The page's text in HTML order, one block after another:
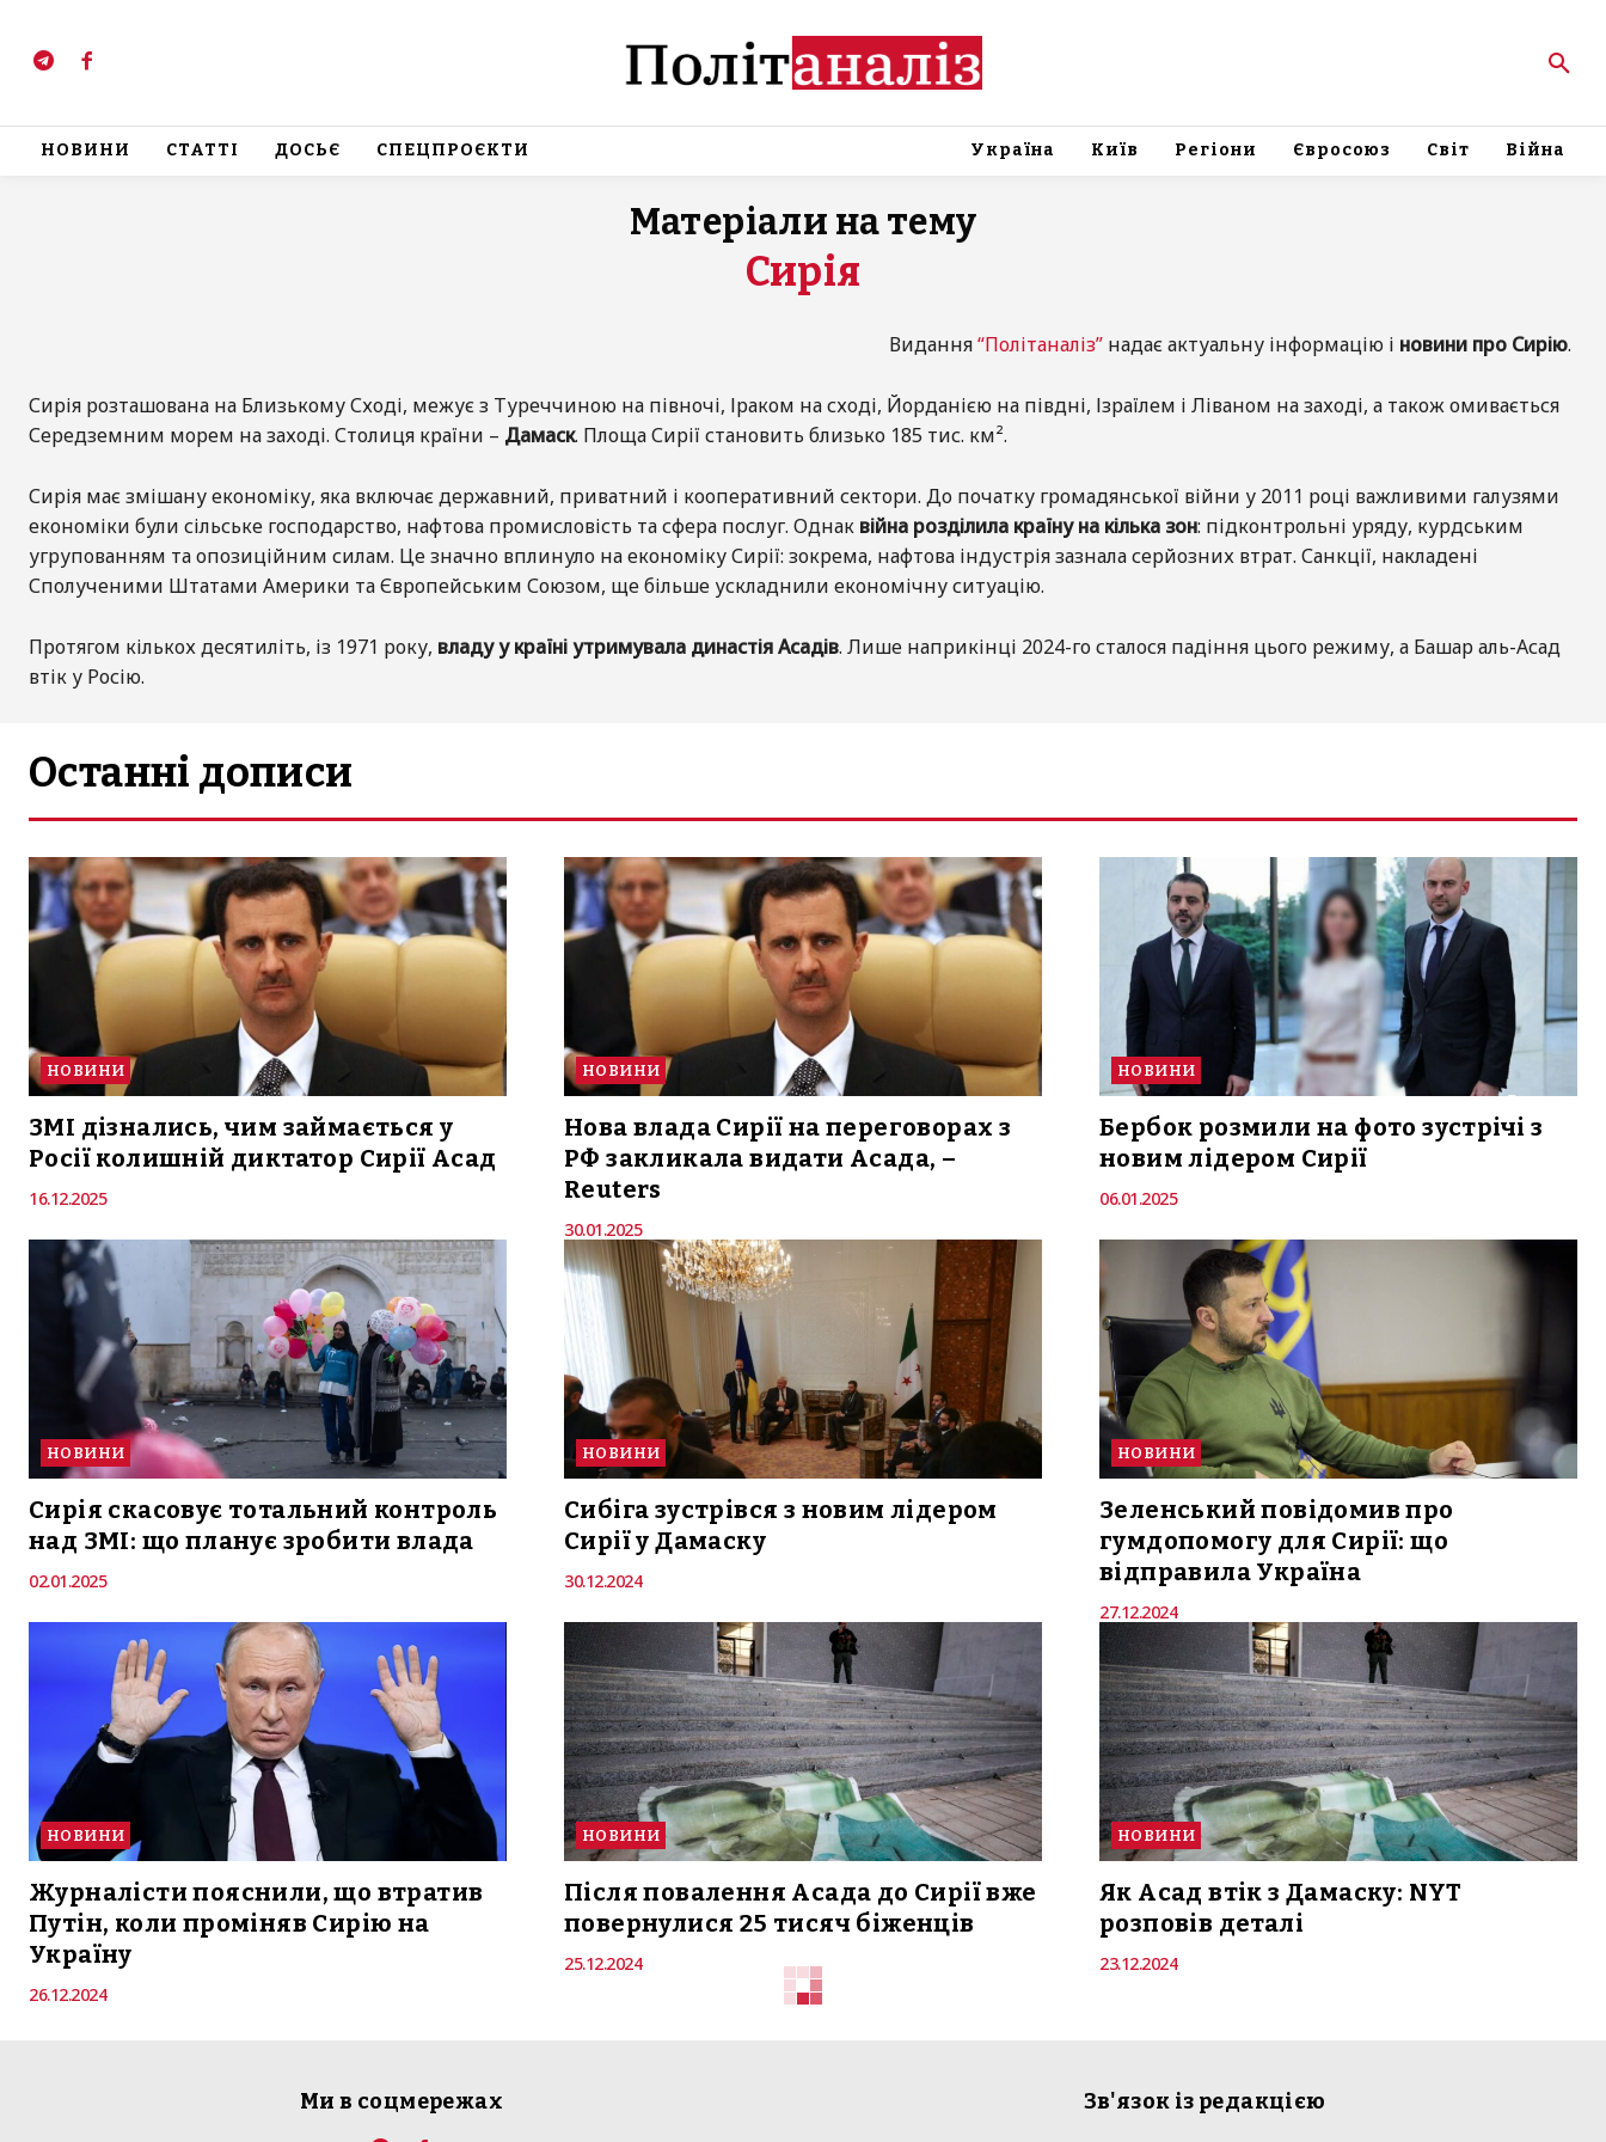
НОВИНИ СТАТТІ ДОСЬЄ СПЕЦПРОЄКТИ Україна Київ Регіони Євросоюз Світ Війна
Матеріали на тему
Сирія
Видання“Політаналіз” надає актуальну інформацію і новини про Сирію.
Сирія розташована на Близькому Сході, межує з Туреччиною на півночі, Іраком на сході, Йорданією на півдні, Ізраїлем і Ліваном на заході, а також омивається
Середземним морем на заході. Столиця країни – Дамаск. Площа Сирії становить близько 185 тис. км².
Сирія має змішану економіку, яка включає державний, приватний і кооперативний сектори. До початку громадянської війни у 2011 році важливими галузями
економіки були сільське господарство, нафтова промисловість та сфера послуг. Однак війна розділила країну на кілька зон: підконтрольні уряду, курдським
угрупованням та опозиційним силам. Це значно вплинуло на економіку Сирії: зокрема, нафтова індустрія зазнала серйозних втрат. Санкції, накладені
Сполученими Штатами Америки та Європейським Союзом, ще більше ускладнили економічну ситуацію.
Протягом кількох десятиліть, із 1971 року, владу у країні утримувала династія Асадів. Лише наприкінці 2024-го сталося падіння цього режиму, а Башар аль-Асад
втік у Росію.
Останні дописи
НОВИНИ
ЗМІ дізнались, чим займається у
Росії колишній диктатор Сирії Асад
16.12.2025
НОВИНИ
Нова влада Сирії на переговорах з
РФ закликала видати Асада, –
Reuters
30.01.2025
НОВИНИ
Бербок розмили на фото зустрічі з
новим лідером Сирії
06.01.2025
НОВИНИ
Сирія скасовує тотальний контроль
над ЗМІ: що планує зробити влада
02.01.2025
НОВИНИ
Сибіга зустрівся з новим лідером
Сирії у Дамаску
30.12.2024
НОВИНИ
Зеленський повідомив про
гумдопомогу для Сирії: що
відправила Україна
27.12.2024
НОВИНИ
Журналісти пояснили, що втратив
Путін, коли проміняв Сирію на
Україну
26.12.2024
НОВИНИ
Після повалення Асада до Сирії вже
повернулися 25 тисяч біженців
25.12.2024
НОВИНИ
Як Асад втік з Дамаску: NYT
розповів деталі
23.12.2024
Ми в соцмережах Зв'язок із редакцією